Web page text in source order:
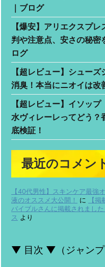
【爆安】アリエクスプレスはや
意点、安さの秘密を徹底解説
本ページには広告が含まれていま
html_class="wp-block-st-blocks-
AliExpress（アリエクスプレス）っ
けど、品質は大丈夫かしら？ [/st-
kaiwa1 r html_class="wp-block-
kaiwa"] AliExpress（アリエクスプ
良くてオススメだよ！商品をちゃん
ReadMore
｜ブログ
【爆安】アリエクスプ
判や注意点、安さの秘密
ログ
【超レビュー】シュー
消臭！本当にニオイは改
【超レビュー】イソッ
水ヴィレーレってどう？
底検証！
最近のコメン
【40代男性】スキンケア最強
液のオススメ大公開！
に
【
バイブルさんに掲載されまし
ス より
▼ 目次 ▼（ジャンプ